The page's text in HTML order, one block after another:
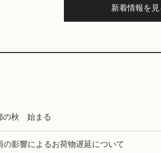
新着情報を見
の秋 始まる
の影響によるお荷物遅延について